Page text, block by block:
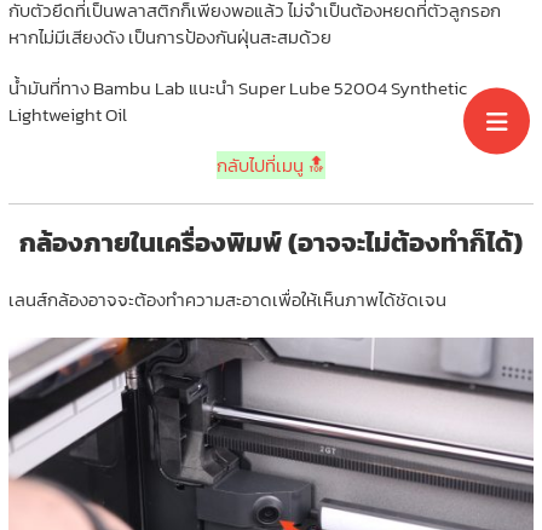
กับตัวยึดที่เป็นพลาสติกก็เพียงพอแล้ว ไม่จำเป็นต้องหยดที่ตัวลูกรอก
หากไม่มีเสียงดัง เป็นการป้องกันฝุ่นสะสมด้วย
น้ำมันที่ทาง Bambu Lab แนะนำ Super Lube 52004 Synthetic
Lightweight Oil
กลับไปที่เมนู 🔝
กล้องภายในเครื่องพิมพ์ (อาจจะไม่ต้องทำก็ได้)
เลนส์กล้องอาจจะต้องทำความสะอาดเพื่อให้เห็นภาพได้ชัดเจน